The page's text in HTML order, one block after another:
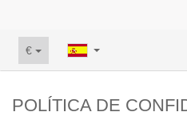
€
POLÍTICA DE